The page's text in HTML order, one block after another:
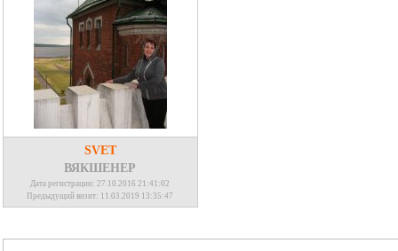
SVET
ВЯКШЕНЕР
Дата регистрации: 27.10.2016 21:41:02
Предыдущий визит: 11.03.2019 13:35:47